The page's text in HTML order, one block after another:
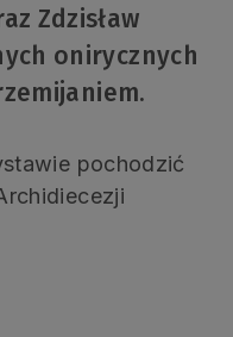
Zdzisław
onirycznych
pochodzić